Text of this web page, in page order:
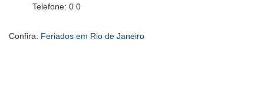
Telefone: 0 0
Confira: Feriados em Rio de Janeiro